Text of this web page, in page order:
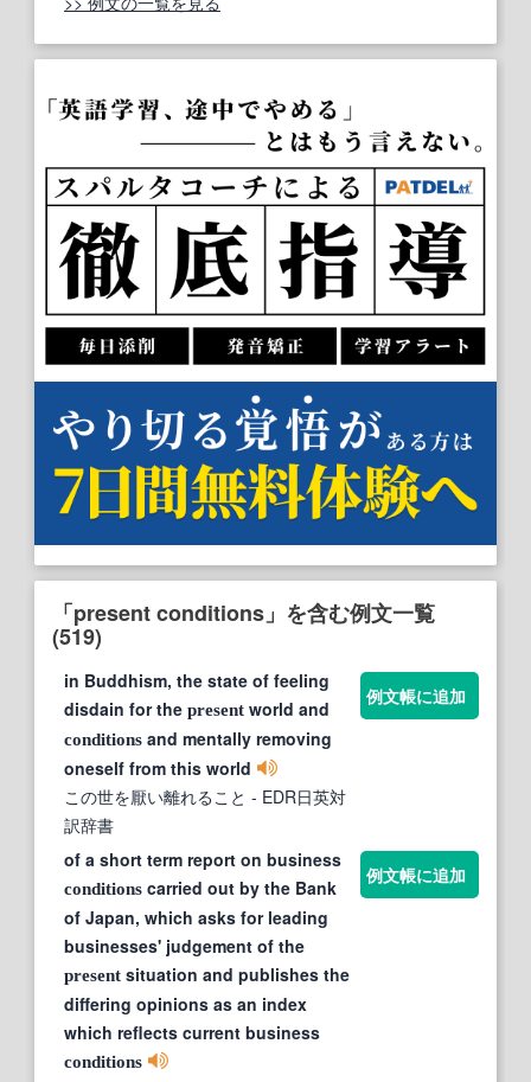
「present conditions」を含む例文一覧
(519)
in Buddhism, the state of feeling
disdain for the present world and
conditions and mentally removing
oneself from this world
この世を厭い離れること - EDR日英対
訳辞書
例文帳に追加
of a short term report on business
conditions carried out by the Bank
of Japan, which asks for leading
businesses' judgement of the
present situation and publishes the
differing opinions as an index
which reflects current business
conditions
例文帳に追加